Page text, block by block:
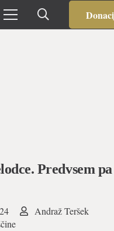
Predvsem pa
Andraž Teršek